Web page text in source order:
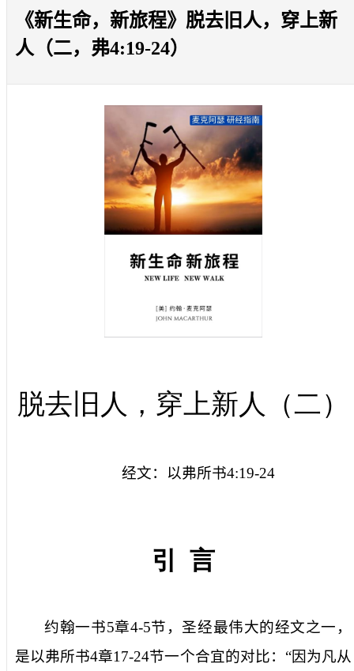
《新生命，新旅程》脱去旧人，穿上新
人（二，弗4:19-24）
脱去旧人，穿上新人（二）
经文：以弗所书4:19-24
引 言
约翰一书5章4-5节，圣经最伟大的经文之一，
是以弗所书4章17-24节一个合宜的对比：“因为凡从